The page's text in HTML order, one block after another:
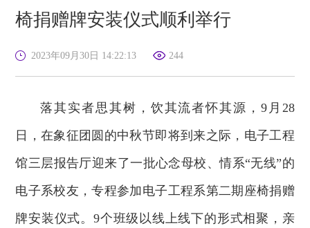
捐赠项目
椅捐赠牌安装仪式顺利举行
2023年09月30日 14:22:13 244
落其实者思其树，饮其流者怀其源，9月28
日，在象征团圆的中秋节即将到来之际，电子工程
馆三层报告厅迎来了一批心念母校、情系“无线”的
电子系校友，专程参加电子工程系第二期座椅捐赠
牌安装仪式。9个班级以线上线下的形式相聚，亲